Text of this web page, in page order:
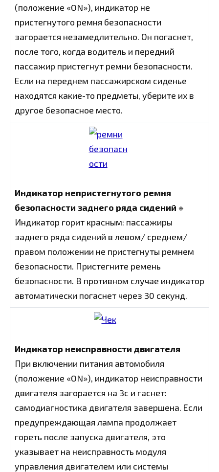
(положение «ON»), индикатор не
пристегнутого ремня безопасности
загорается незамедлительно. Он погаснет,
после того, когда водитель и передний
пассажир пристегнут ремни безопасности.
Если на переднем пассажирском сиденье
находятся какие-то предметы, уберите их в
другое безопасное место.
Индикатор непристегнутого ремня
безопасности заднего ряда сидений ※
Индикатор горит красным: пассажиры
заднего ряда сидений в левом/ среднем/
правом положении не пристегнуты ремнем
безопасности. Пристегните ремень
безопасности. В противном случае индикатор
автоматически погаснет через 30 секунд.
Индикатор неисправности двигателя
При включении питания автомобиля
(положение «ON»), индикатор неисправности
двигателя загорается на 3с и гаснет:
самодиагностика двигателя завершена. Если
предупреждающая лампа продолжает
гореть после запуска двигателя, это
указывает на неисправность модуля
управления двигателем или системы